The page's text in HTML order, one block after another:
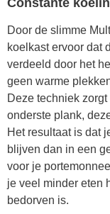
Constante
Door de slimme
koelkast ervoor dat
verdeeld door het
geen warme
Deze techniek
onderste plank,
Het resultaat is dat
blijven dan in een
voor je
je veel minder eten
bedorven is.